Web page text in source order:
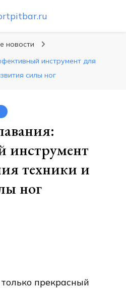
правильные
тренировок
новости
инструмент для
силы ног
инструмент
техники и
ног
прекрасный